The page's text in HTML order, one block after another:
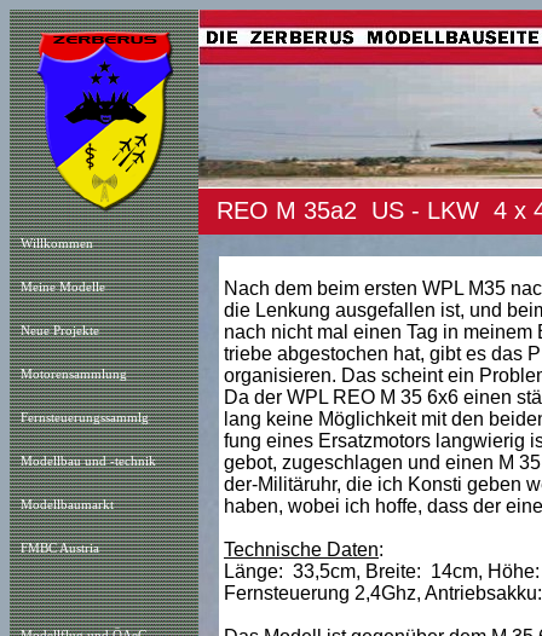
Willkommen
Meine Modelle
Neue Projekte
Motorensammlung
Fernsteuerungssammlg
Modellbau und -technik
Modellbaumarkt
FMBC Austria
REO M 35a2 US - LKW 4 x
Nach dem beim ersten WPL M35
die Lenkung ausgefallen ist, und
nach nicht mal einen Tag in
triebe abgestochen hat, gibt es das
organisieren. Das scheint ein
Da der WPL REO M 35 6x6 einen
lang keine Möglichkeit mit den
fung eines Ersatzmotors langwierig
gebot, zugeschlagen und einen M
der-Militäruhr, die ich Konsti geben
haben, wobei ich hoffe, dass der
Technische Daten:
Länge: 33,5cm, Breite: 14cm,
Fernsteuerung 2,4Ghz,